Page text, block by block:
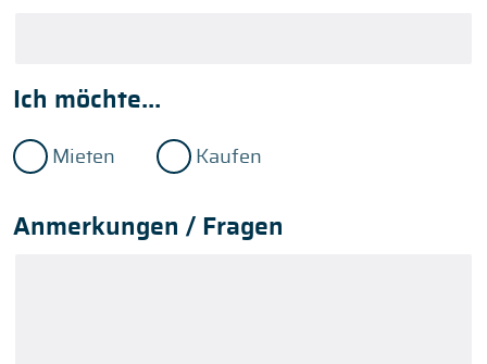
Ich möchte...
Mieten Kaufen
Anmerkungen / Fragen